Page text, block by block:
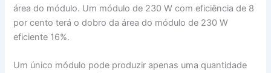
área do módulo. Um módulo de 230 W com eficiência de 8
por cento terá o dobro da área do módulo de 230 W
eficiente 16%.
Um único módulo pode produzir apenas uma quantidade